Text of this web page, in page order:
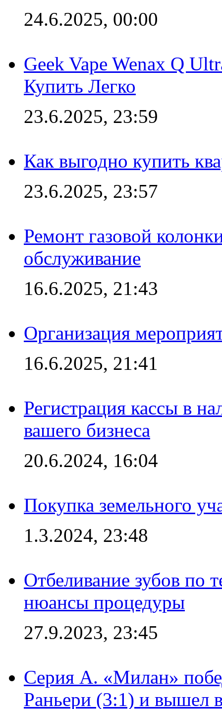
24.6.2025, 00:00
Geek Vape Wenax Q
Купить Легко
23.6.2025, 23:59
Как выгодно купить
23.6.2025, 23:57
Ремонт газовой
обслуживание
16.6.2025, 21:43
Организация
16.6.2025, 21:41
Регистрация кассы в
вашего бизнеса
20.6.2024, 16:04
Покупка земельного
1.3.2024, 23:48
Отбеливание зубов по
нюансы процедуры
27.9.2023, 23:45
Серия А. «Милан»
Раньери (3:1) и вышел